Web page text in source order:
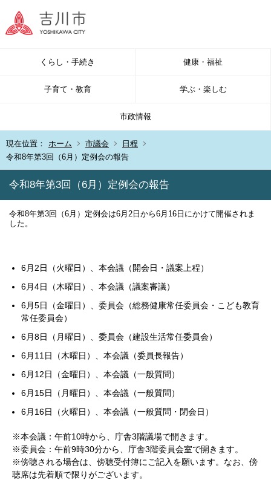
くらし・手続き 健康・福祉
子育て・教育 学ぶ・楽しむ
市政情報
現在位置： ホーム 市議会
日程
令和8年第3回（6月）定例会の報告
令和8年第3回（6月）定例会の報告
令和8年第3回（6月）定例会は6月2日から6月16日にかけて開催されま
した。
6月2日（火曜日）、本会議（開会日・議案上程）
6月4日（木曜日）
、本会議（議案審議）
6月5日（金曜日）、委員会（総務健康常任委員会・こども教育
常任委員会）
6月8日（月曜日）、委員会（建設生活常任委員会）
6月11日（木曜日）、本会議（委員長報告）
6月12日（金曜日）、本会議（一般質問）
6月15日（月曜日）、本会議（一般質問）
6月16日（火曜日）、本会議（一般質問・閉会日）
※本会議：午前10時から、庁舎3階議場で開きます。
※委員会：午前9時30分から、庁舎3階委員会室で開きます。
※傍聴される場合は、傍聴受付簿にご記入を願います。なお、傍
聴席は先着順で限りがございます。